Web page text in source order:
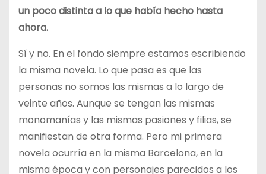
un poco distinta a lo que había hecho hasta
ahora.
Sí y no. En el fondo siempre estamos escribiendo
la misma novela. Lo que pasa es que las
personas no somos las mismas a lo largo de
veinte años. Aunque se tengan las mismas
monomanías y las mismas pasiones y filias, se
manifiestan de otra forma. Pero mi primera
novela ocurría en la misma Barcelona, en la
misma época y con personajes parecidos a los